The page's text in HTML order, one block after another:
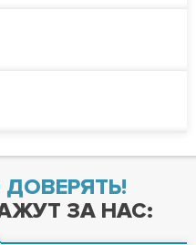
ЗА НАС: